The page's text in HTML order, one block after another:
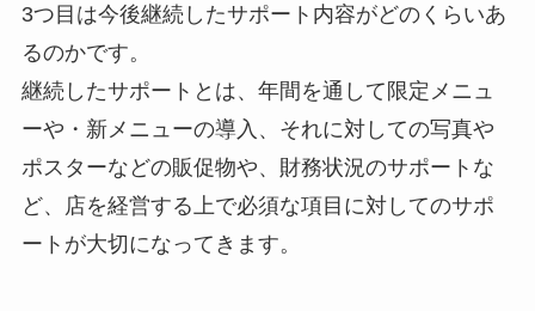
3つ目は今後継続したサポート内容がどのくらいあ
るのかです。
継続したサポートとは、年間を通して限定メニュ
ーや・新メニューの導入、それに対しての写真や
ポスターなどの販促物や、財務状況のサポートな
ど、店を経営する上で必須な項目に対してのサポ
ートが大切になってきます。